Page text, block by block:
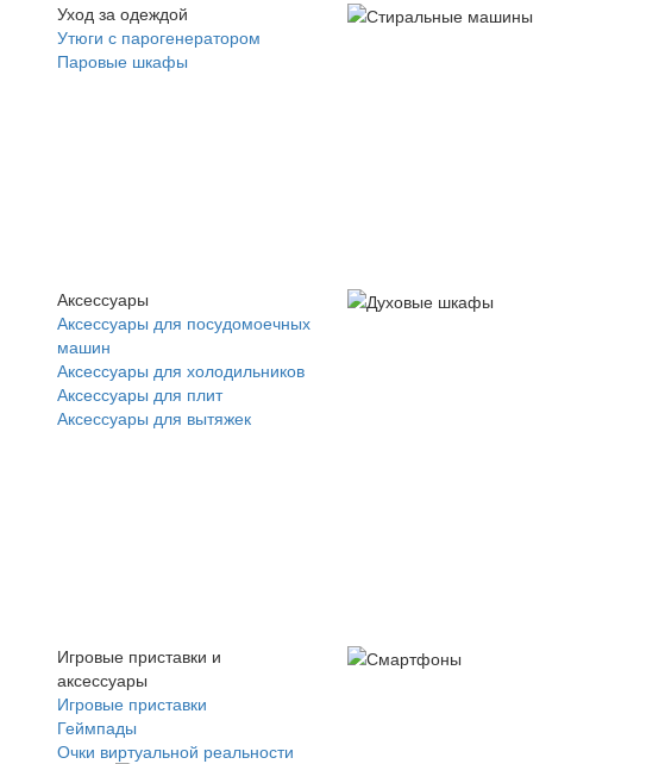
Уход за одеждой
Утюги с парогенератором
Паровые шкафы
Аксессуары
Аксессуары для посудомоечных
машин
Аксессуары для холодильников
Аксессуары для плит
Аксессуары для вытяжек
Игровые приставки и
аксессуары
Игровые приставки
Геймпады
Очки виртуальной реальности